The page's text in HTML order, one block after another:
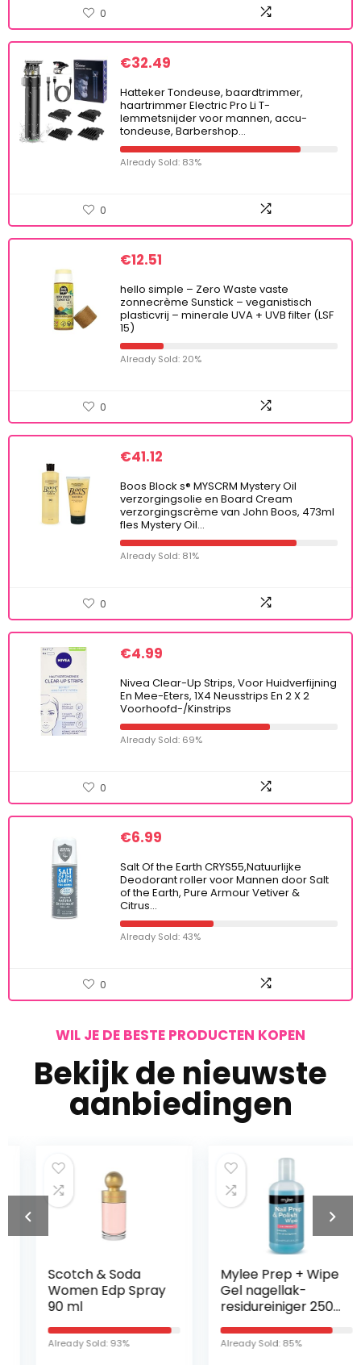
0
€32.49
Hatteker Tondeuse, baardtrimmer,
haartrimmer Electric Pro Li T-
lemmetsnijder voor mannen, accu-
tondeuse, Barbershop…
Already Sold: 83%
0
€12.51
hello simple – Zero Waste vaste
zonnecrème Sunstick – veganistisch
plasticvrij – minerale UVA + UVB filter (LSF
15)
Already Sold: 20%
0
€41.12
Boos Block s® MYSCRM Mystery Oil
verzorgingsolie en Board Cream
verzorgingscrème van John Boos, 473ml
fles Mystery Oil…
Already Sold: 81%
0
€4.99
Nivea Clear-Up Strips, Voor Huidverfijning
En Mee-Eters, 1X4 Neusstrips En 2 X 2
Voorhoofd-/Kinstrips
Already Sold: 69%
0
€6.99
Salt Of the Earth CRYS55,Natuurlijke
Deodorant roller voor Mannen door Salt
of the Earth, Pure Armour Vetiver &
Citrus…
Already Sold: 43%
0
WIL JE DE BESTE PRODUCTEN KOPEN
Bekijk de nieuwste
aanbiedingen
Scotch & Soda
Women Edp Spray
90 ml
Already Sold: 93%
Mylee Prep + Wipe
Gel nagellak-
residureiniger 250
ml, voorbereiding
en nazorg, UV-
LED-manicure-
Already Sold: 85%